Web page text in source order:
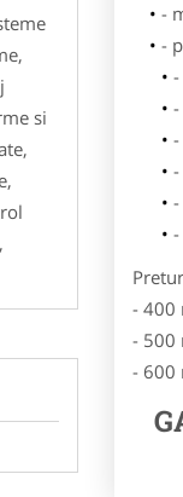
si
-
-
- 400
- 500
- 600